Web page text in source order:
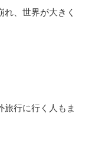
、世界が大きく
旅行に行く人もま